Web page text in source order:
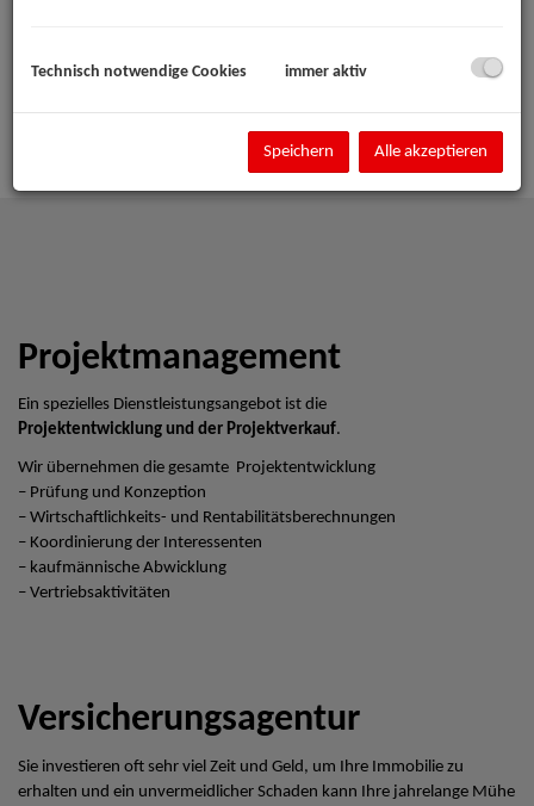
Projektmanagement
Ein spezielles Dienstleistungsangebot ist die
Projektentwicklung und der Projektverkauf.
Wir übernehmen die gesamte Projektentwicklung
– Prüfung und Konzeption
– Wirtschaftlichkeits- und Rentabilitätsberechnungen
– Koordinierung der Interessenten
– kaufmännische Abwicklung
– Vertriebsaktivitäten
Versicherungsagentur
Sie investieren oft sehr viel Zeit und Geld, um Ihre Immobilie zu
erhalten und ein unvermeidlicher Schaden kann Ihre jahrelange Mühe
Technisch notwendige Cookies immer aktiv
Speichern Alle akzeptieren